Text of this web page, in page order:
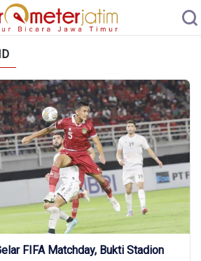
FIFA Matchday, Bukti Stadion